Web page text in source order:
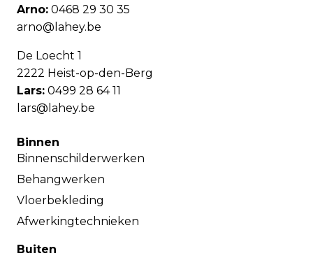
Arno: 0468 29 30 35
arno@lahey.be
De Loecht 1
2222 Heist-op-den-Berg
Lars: 0499 28 64 11
lars@lahey.be
Binnen
Binnenschilderwerken
Behangwerken
Vloerbekleding
Afwerkingtechnieken
Buiten